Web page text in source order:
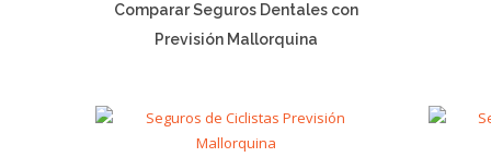
Comparar Seguros Dentales con
Previsión Mallorquina